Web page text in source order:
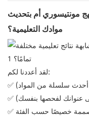
مونتيسوري أم بتحديث
موادك التعليمية؟
لقد أعددنا لكم:
أحدث سلسلة من المواد)
عنوانك لفحصها بنفسك)
✅ توصيات فردية احترافية للمنتجات (مصممة خصيصًا حسب الفئة